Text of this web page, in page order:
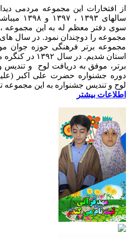
از افتخارات این مجموعه مردمی
سوی دفتر معظم له به این مجموعه
مجموعه برتر فرهنگی حوزه جوان
استان شدیم. در
برتر، موفق به دریافت لوح و تندیس
دوره جشنواره حضرت علی اکبر
لوح و تندیس جشنواره به این مجموعه
اطلاعات بیشتر